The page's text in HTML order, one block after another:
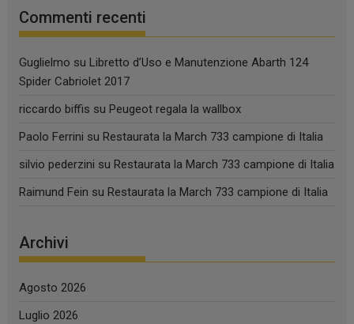
Commenti recenti
Guglielmo suLibretto d’Uso e Manutenzione Abarth 124
Spider Cabriolet 2017
riccardo biffis suPeugeot regala la wallbox
Paolo Ferrini suRestaurata la March 733 campione di Italia
silvio pederzini suRestaurata la March 733 campione di Italia
Raimund Fein suRestaurata la March 733 campione di Italia
Archivi
Agosto 2026
Luglio 2026